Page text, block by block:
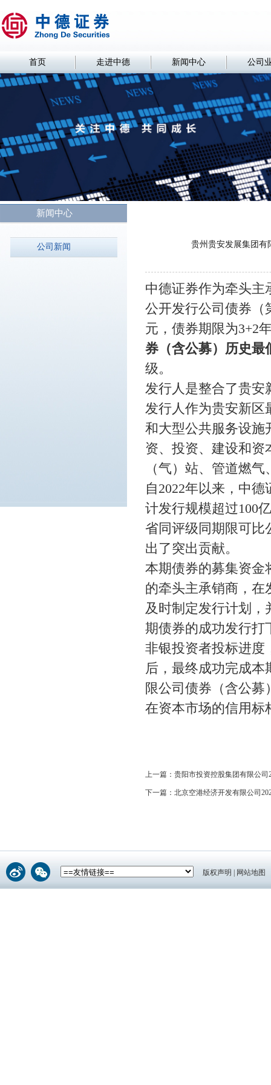
首页 走进中德 新闻中心 公司
新闻中心
公司新闻 贵州贵安发展集团有
中德证券作为牵头主
公开发行公司债券（
元，债券期限为3+2
券（含公募）历史最
级。
发行人是整合了贵安
发行人作为贵安新区
和大型公共服务设施
资、投资、建设和资
（气）站、管道燃
自2022年以来，中
计发行规模超过100
省同评级同期限可比
出了突出贡献。
本期债券的募集资金
的牵头主承销商，在
及时制定发行计划，
期债券的成功发行打
非银投资者投标进度
后，最终成功完成
限公司债券（含公
在资本市场的信用标
上一篇： 贵阳市投资控股集团有限公
下一篇： 北京空港经济开发有限公司
版权声明 网站地图